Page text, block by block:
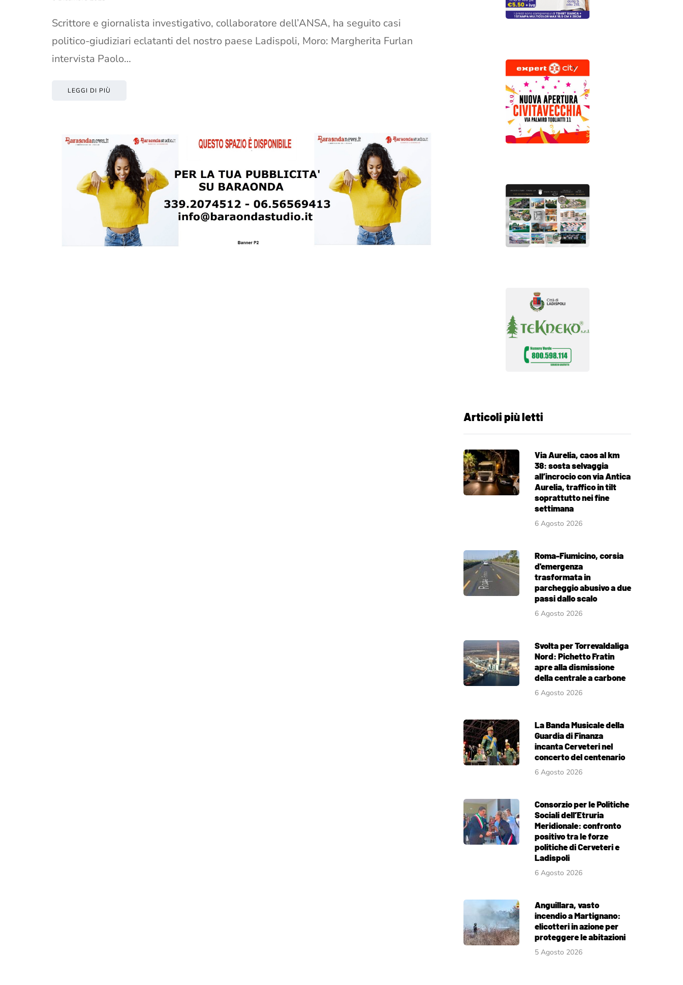
Scrittore e giornalista investigativo, collaboratore dell’ANSA, ha seguito casi
politico-giudiziari eclatanti del nostro paese Ladispoli, Moro: Margherita Furlan
intervista Paolo…
LEGGI DI PIÙ
Articoli più letti
Via Aurelia, caos al km
38: sosta selvaggia
all’incrocio con via Antica
Aurelia, traffico in tilt
soprattutto nei fine
settimana
6 Agosto 2026
Roma-Fiumicino, corsia
d'emergenza
trasformata in
parcheggio abusivo a due
passi dallo scalo
6 Agosto 2026
Svolta per Torrevaldaliga
Nord: Pichetto Fratin
apre alla dismissione
della centrale a carbone
6 Agosto 2026
La Banda Musicale della
Guardia di Finanza
incanta Cerveteri nel
concerto del centenario
6 Agosto 2026
Consorzio per le Politiche
Sociali dell’Etruria
Meridionale: confronto
positivo tra le forze
politiche di Cerveteri e
Ladispoli
6 Agosto 2026
Anguillara, vasto
incendio a Martignano:
elicotteri in azione per
proteggere le abitazioni
5 Agosto 2026